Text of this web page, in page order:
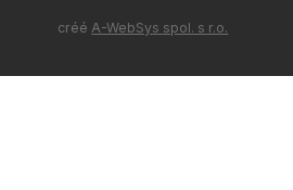
crééA-WebSys spol. s r.o.